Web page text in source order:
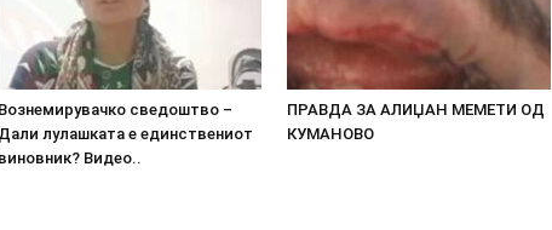
Вознемирувачко сведоштво –
Дали лулашката е единствениот
виновник? Видео..
ПРАВДА ЗА АЛИЏАН МЕМЕТИ ОД
КУМАНОВО